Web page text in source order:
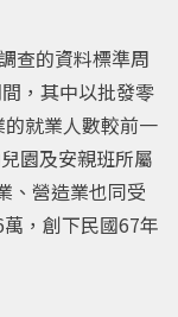
查的資料標準周
，其中以批發零
就業人數較前一
園及安親班所屬
、營造業也同受
，創下民國67年